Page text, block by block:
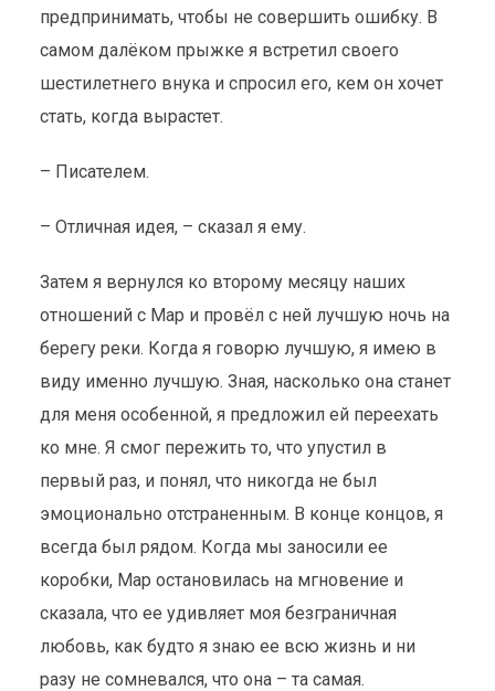
предпринимать, чтобы не совершить ошибку. В
самом далёком прыжке я встретил своего
шестилетнего внука и спросил его, кем он хочет
стать, когда вырастет.
– Писателем.
– Отличная идея, – сказал я ему.
Затем я вернулся ко второму месяцу наших
отношений с Мар и провёл с ней лучшую ночь на
берегу реки. Когда я говорю лучшую, я имею в
виду именно лучшую. Зная, насколько она станет
для меня особенной, я предложил ей переехать
ко мне. Я смог пережить то, что упустил в
первый раз, и понял, что никогда не был
эмоционально отстраненным. В конце концов, я
всегда был рядом. Когда мы заносили ее
коробки, Мар остановилась на мгновение и
сказала, что ее удивляет моя безграничная
любовь, как будто я знаю ее всю жизнь и ни
разу не сомневался, что она – та самая.